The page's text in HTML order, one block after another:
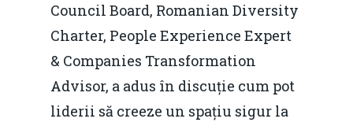
Council Board, Romanian Diversity
Charter, People Experience Expert
& Companies Transformation
Advisor, a adus în discuție cum pot
liderii să creeze un spațiu sigur la